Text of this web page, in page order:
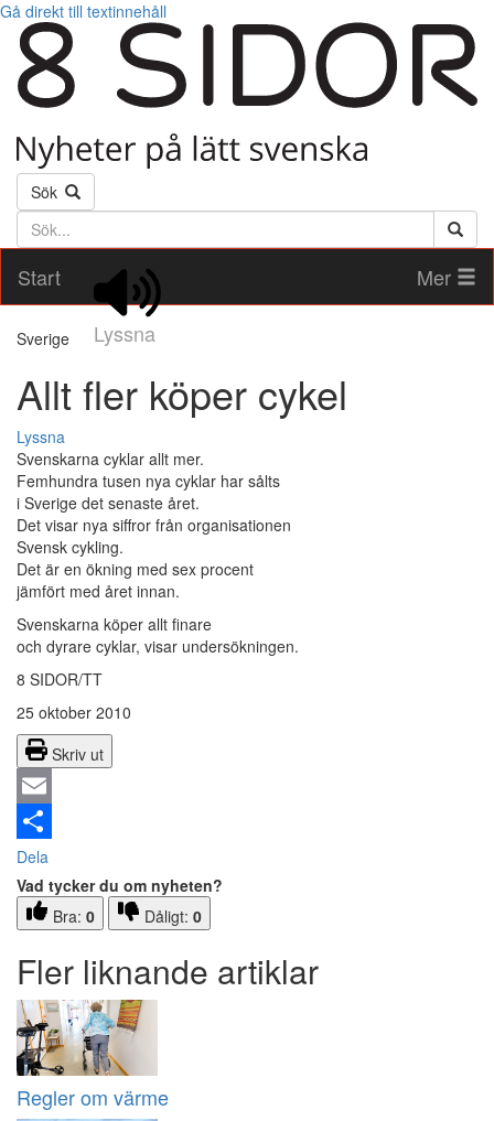
Gå direkt till textinnehåll
Sök
Söktext
Start
Lyssna
Mer
Sverige
Allt fler köper cykel
Lyssna
Svenskarna cyklar allt mer.
Femhundra tusen nya cyklar har sålts
i Sverige det senaste året.
Det visar nya siffror från organisationen
Svensk cykling.
Det är en ökning med sex procent
jämfört med året innan.
Svenskarna köper allt finare
och dyrare cyklar, visar undersökningen.
8 SIDOR/TT
25 oktober 2010
Skriv ut
Email
Dela
Vad tycker du om nyheten?
Bra: 0 Dåligt: 0
Fler liknande artiklar
Regler om värme